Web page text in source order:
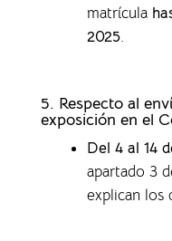
matrícula
2025.
5. Respecto al
exposición en el
Del 4 al 14
apartado 3
explican los